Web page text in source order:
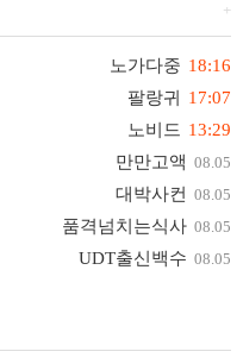
+
노가다중 18:16
팔랑귀 17:07
노비드 13:29
만만고액 08.05
대박사컨 08.05
품격넘치는식사 08.05
UDT출신백수 08.05